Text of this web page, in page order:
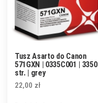
Tusz Asarto do Canon
571GXN | 0335C001 | 3350
str. | grey
22,00 zł